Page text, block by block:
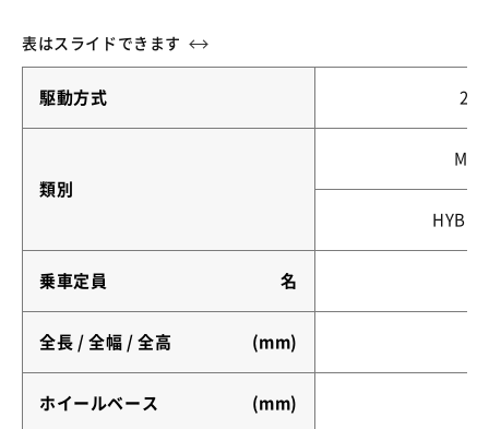
駆動方式
類別
乗車定員 名
全長 / 全幅 / 全高 (mm)
ホイールベース (mm)